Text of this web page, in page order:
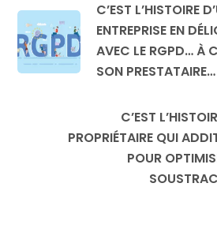
C’EST L’HISTOIRE
ENTREPRISE EN
AVEC LE RGPD… À
SON PRESTATAIRE…
C’EST
PROPRIÉTAIRE QUI
POUR